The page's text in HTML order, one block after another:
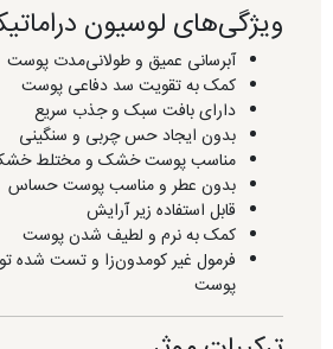
ویژگی‌های لوسیون
آبرسانی عمیق و طولانی‌مدت پوست
کمک به تقویت سد دفاعی پوست
دارای بافت سبک و جذب سریع
بدون ایجاد حس چربی و سنگینی
مناسب پوست خشک و مختلط
بدون عطر و مناسب پوست حساس
قابل استفاده زیر آرایش
کمک به نرم و لطیف شدن پوست
فرمول غیر کومدون‌زا و تست
پوست